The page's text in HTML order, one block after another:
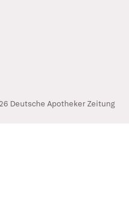
Deutsche Apotheker Zeitung